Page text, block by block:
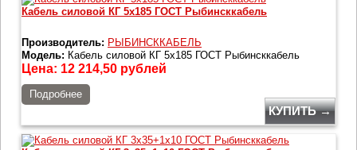
Кабель силовой КГ 5х185 ГОСТ Рыбинсккабель
Производитель: РЫБИНСККАБЕЛЬ
Модель: Кабель силовой КГ 5х185 ГОСТ Рыбинсккабель
Цена: 12 214,50 рублей
Подробнее
КУПИТЬ →